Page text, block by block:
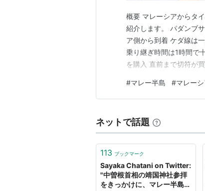
概要 マレーシアからタ
紹介します。 パダンブ
ア側から到着 ケダ線は
乗り継ぎ時間は1時間で
を購入 直前まで切符が
イミグレーション Q＆A
員のことを待つので前…
#マレー半島 #マレー
ネットで話題
113 ブックマーク
Sayaka Chatani on Twitter:
"中曽根首相の靖国神社参拝
をきっかけに、マレー半島で